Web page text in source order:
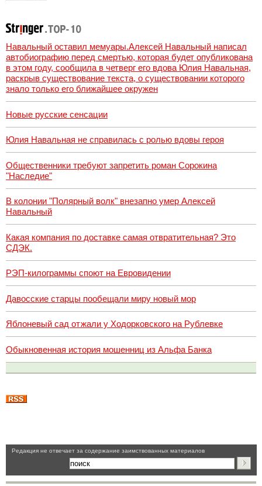
Навальный оставил мемуары.Алексей Навальный написал
автобиографию перед смертью, которая будет опубликована
в этом году, сообщила в четверг его вдова Юлия Навальная,
раскрыв существование текста, о существовании которого
знало только его ближайшее окружен
Новые русские сенсации
Юлия Навальная не справилась с ролью вдовы героя
Общественники требуют запретить роман Сорокина
"Наследие"
В колонии "Полярный волк" внезапно умер Алексей
Навальный
Какая компания по доставке самая отвратительная? Это
СДЭК.
РЭП-килограммы споют на Евровидении
Давосские старцы пообещали миру новый мор
Яблоневый сад отжали у Ходорковского на Рублевке
Обыкновенная история мошенниц из Альфа Банка
Pедакция не отвечает за содержание заимствованных материалов